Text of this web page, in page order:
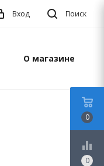
Вход Поиск
О магазине
0
equalizer
0